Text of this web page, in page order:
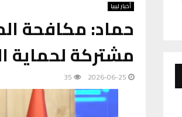
أخبار ليبيا
حماد: مكافحة
مشتركة لحماية
2026-06-25
35